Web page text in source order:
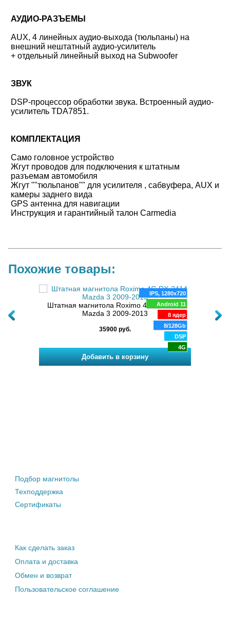
АУДИО-РАЗЪЕМЫ
AUX, 4 линейных аудио-выхода (тюльпаны) на
внешний нештатный аудио-усилитель
+ отдельный линейный выход на Subwoofer
ЗВУК
DSP-процессор обработки звука. Встроенный аудио-
усилитель TDA7851.
КОМПЛЕКТАЦИЯ
Само головное устройство
Жгут проводов для подключения к штатным
разъемам автомобиля
Жгут ""тюльпанов"" для усилителя , сабвуфера, AUX и
камеры заднего вида
GPS антенна для навигации
Инструкция и гарантийный талон Carmedia
Похожие товары:
ядер
IPS, 1280x720
Android 11
8 ядер
8/128Gb
DSP
4G
Штатная магнитола Roximo 4G RX-2414
Mazda 3 2009-2013
35900 руб.
Подбор магнитолы
Техподдержка
Сертификаты
Как сделать заказ
Оплата и доставка
Обмен и возврат
Пользовательское соглашение